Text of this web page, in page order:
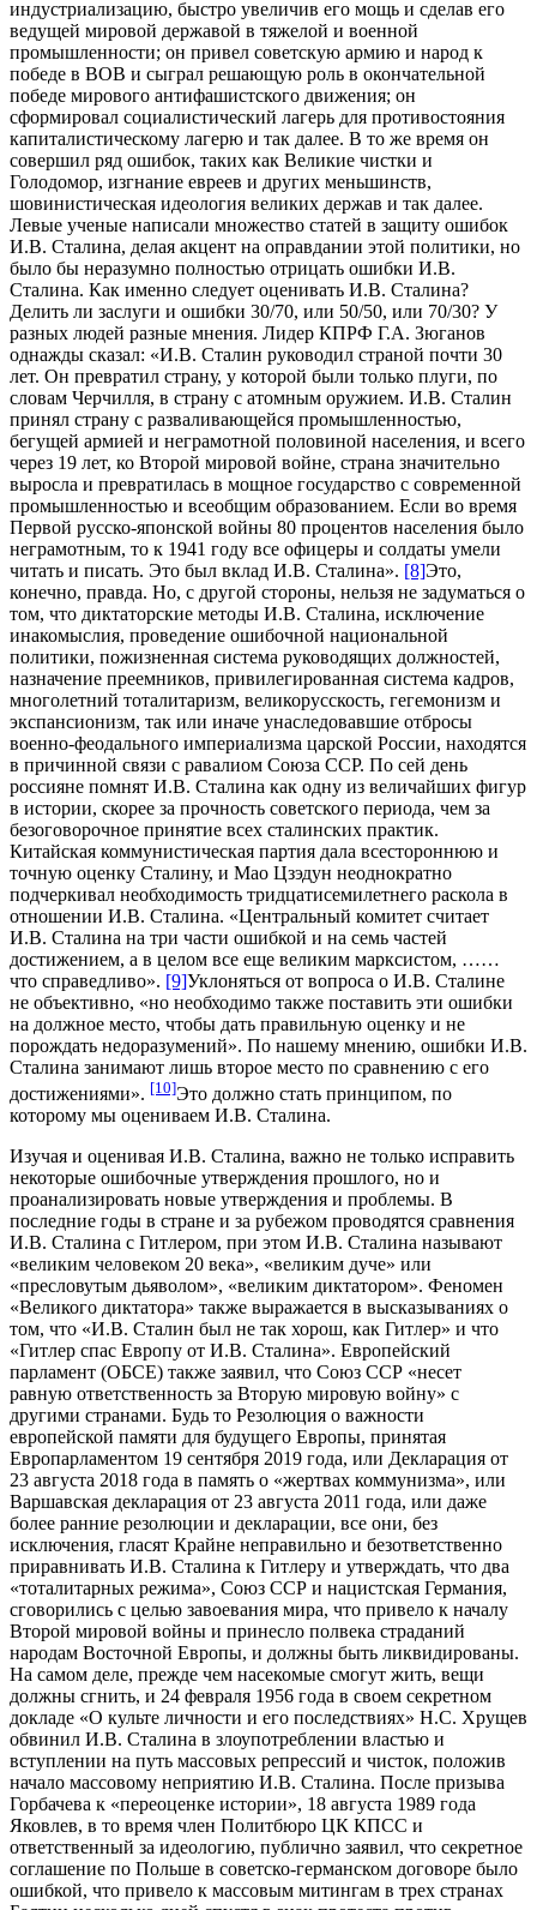
индустриализацию, быстро увеличив его мощь и сделав его
ведущей мировой державой в тяжелой и военной
промышленности; он привел советскую армию и народ к
победе в ВОВ и сыграл решающую роль в окончательной
победе мирового антифашистского движения; он
сформировал социалистический лагерь для противостояния
капиталистическому лагерю и так далее. В то же время он
совершил ряд ошибок, таких как Великие чистки и
Голодомор, изгнание евреев и других меньшинств,
шовинистическая идеология великих держав и так далее.
Левые ученые написали множество статей в защиту ошибок
И.В. Сталина, делая акцент на оправдании этой политики, но
было бы неразумно полностью отрицать ошибки И.В.
Сталина. Как именно следует оценивать И.В. Сталина?
Делить ли заслуги и ошибки 30/70, или 50/50, или 70/30? У
разных людей разные мнения. Лидер КПРФ Г.А. Зюганов
однажды сказал: «И.В. Сталин руководил страной почти 30
лет. Он превратил страну, у которой были только плуги, по
словам Черчилля, в страну с атомным оружием. И.В. Сталин
принял страну с разваливающейся промышленностью,
бегущей армией и неграмотной половиной населения, и всего
через 19 лет, ко Второй мировой войне, страна значительно
выросла и превратилась в мощное государство с современной
промышленностью и всеобщим образованием. Если во время
Первой русско-японской войны 80 процентов населения было
неграмотным, то к 1941 году все офицеры и солдаты умели
читать и писать. Это был вклад И.В. Сталина». [8]Это,
конечно, правда. Но, с другой стороны, нельзя не задуматься о
том, что диктаторские методы И.В. Сталина, исключение
инакомыслия, проведение ошибочной национальной
политики, пожизненная система руководящих должностей,
назначение преемников, привилегированная система кадров,
многолетний тоталитаризм, великорусскость, гегемонизм и
экспансионизм, так или иначе унаследовавшие отбросы
военно-феодального империализма царской России, находятся
в причинной связи с равалиом Союза ССР. По сей день
россияне помнят И.В. Сталина как одну из величайших фигур
в истории, скорее за прочность советского периода, чем за
безоговорочное принятие всех сталинских практик.
Китайская коммунистическая партия дала всестороннюю и
точную оценку Сталину, и Мао Цзэдун неоднократно
подчеркивал необходимость тридцатисемилетнего раскола в
отношении И.В. Сталина. «Центральный комитет считает
И.В. Сталина на три части ошибкой и на семь частей
достижением, а в целом все еще великим марксистом, ……
что справедливо». [9]Уклоняться от вопроса о И.В. Сталине
не объективно, «но необходимо также поставить эти ошибки
на должное место, чтобы дать правильную оценку и не
порождать недоразумений». По нашему мнению, ошибки И.В.
Сталина занимают лишь второе место по сравнению с его
достижениями». [10]Это должно стать принципом, по
которому мы оцениваем И.В. Сталина.
Изучая и оценивая И.В. Сталина, важно не только исправить
некоторые ошибочные утверждения прошлого, но и
проанализировать новые утверждения и проблемы. В
последние годы в стране и за рубежом проводятся сравнения
И.В. Сталина с Гитлером, при этом И.В. Сталина называют
«великим человеком 20 века», «великим дуче» или
«пресловутым дьяволом», «великим диктатором». Феномен
«Великого диктатора» также выражается в высказываниях о
том, что «И.В. Сталин был не так хорош, как Гитлер» и что
«Гитлер спас Европу от И.В. Сталина». Европейский
парламент (ОБСЕ) также заявил, что Союз ССР «несет
равную ответственность за Вторую мировую войну» с
другими странами. Будь то Резолюция о важности
европейской памяти для будущего Европы, принятая
Европарламентом 19 сентября 2019 года, или Декларация от
23 августа 2018 года в память о «жертвах коммунизма», или
Варшавская декларация от 23 августа 2011 года, или даже
более ранние резолюции и декларации, все они, без
исключения, гласят Крайне неправильно и безответственно
приравнивать И.В. Сталина к Гитлеру и утверждать, что два
«тоталитарных режима», Союз ССР и нацистская Германия,
сговорились с целью завоевания мира, что привело к началу
Второй мировой войны и принесло полвека страданий
народам Восточной Европы, и должны быть ликвидированы.
На самом деле, прежде чем насекомые смогут жить, вещи
должны сгнить, и 24 февраля 1956 года в своем секретном
докладе «О культе личности и его последствиях» Н.С. Хрущев
обвинил И.В. Сталина в злоупотреблении властью и
вступлении на путь массовых репрессий и чисток, положив
начало массовому неприятию И.В. Сталина. После призыва
Горбачева к «переоценке истории», 18 августа 1989 года
Яковлев, в то время член Политбюро ЦК КПСС и
ответственный за идеологию, публично заявил, что секретное
соглашение по Польше в советско-германском договоре было
ошибкой, что привело к массовым митингам в трех странах